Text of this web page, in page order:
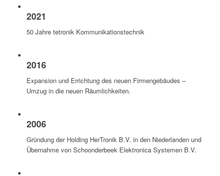
2021
50 Jahre tetronik Kommunikationstechnik
2016
Expansion und Errichtung des neuen Firmengebäudes –
Umzug in die neuen Räumlichkeiten.
2006
Gründung der Holding HerTronik B.V. in den Niederlanden und
Übernahme von Schoonderbeek Elektronica Systemen B.V.